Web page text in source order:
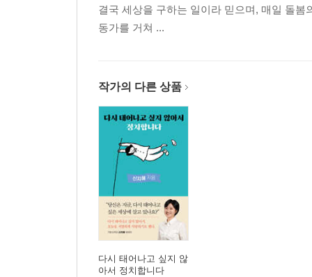
결국 세상을 구하는 일이라 믿으며, 매일 돌
동가를 거쳐 ...
작가의 다른 상품
다시 태어나고 싶지 않
아서 정치합니다